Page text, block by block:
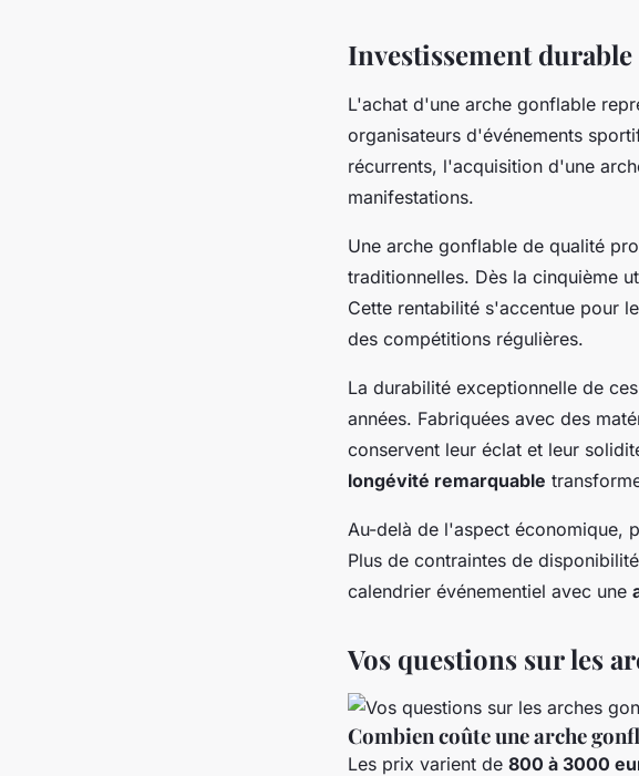
Investissement
L'achat d'une arche gonflable
organisateurs d'événements
récurrents, l'acquisition d'une
manifestations.
Une arche gonflable de qualité
traditionnelles. Dès la cinquième
Cette rentabilité s'accentue pour
des compétitions régulières.
La durabilité exceptionnelle de
années. Fabriquées avec des
conservent leur éclat et leur
longévité remarquable
Au-delà de l'aspect économique,
Plus de contraintes de
calendrier événementiel avec une
Vos questions sur les
Combien coûte une arche
Les prix varient de 800 à 3000